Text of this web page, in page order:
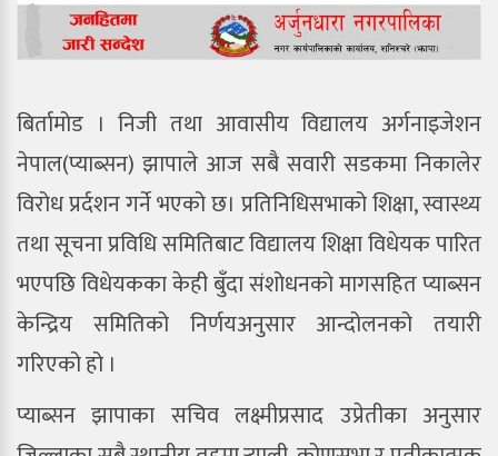
बिर्तामोड । निजी तथा आवासीय विद्यालय अर्गनाइजेशन
नेपाल(प्याब्सन) झापाले आज सबै सवारी सडकमा निकालेर
विरोध प्रर्दशन गर्ने भएको छ। प्रतिनिधिसभाको शिक्षा, स्वास्थ्य
तथा सूचना प्रविधि समितिबाट विद्यालय शिक्षा विधेयक पारित
भएपछि विधेयकका केही बुँदा संशोधनको मागसहित प्याब्सन
केन्द्रिय समितिको निर्णयअनुसार आन्दोलनको तयारी
गरिएको हो ।
प्याब्सन झापाका सचिव लक्ष्मीप्रसाद उप्रेतीका अनुसार